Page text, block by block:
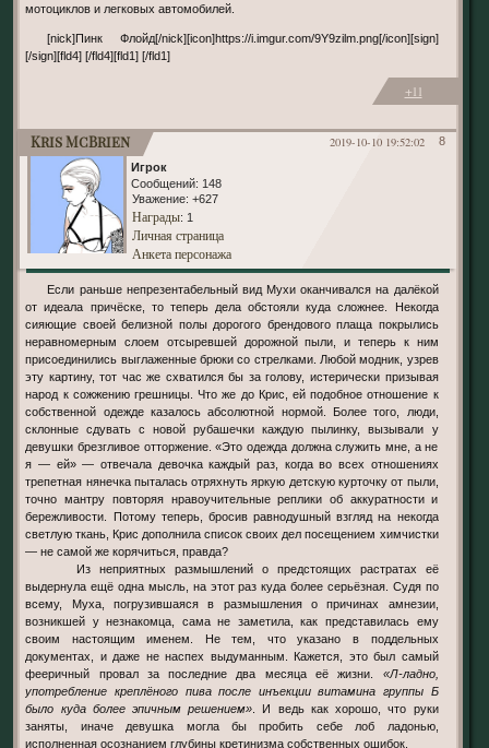
мотоциклов и легковых автомобилей.
[nick]Пинк Флойд[/nick][icon]https://i.imgur.com/9Y9zilm.png[/icon][sign]
[/sign][fld4] [/fld4][fld1] [/fld1]
+11
8
2019-10-10 19:52:02
Kris McBrien
Игрок
Сообщений: 148
Уважение: +627
Награды: 1
Личная страница
Анкета персонажа
Если раньше непрезентабельный вид Мухи оканчивался на далёкой
от идеала причёске, то теперь дела обстояли куда сложнее. Некогда
сияющие своей белизной полы дорогого брендового плаща покрылись
неравномерным слоем отсыревшей дорожной пыли, и теперь к ним
присоединились выглаженные брюки со стрелками. Любой модник, узрев
эту картину, тот час же схватился бы за голову, истерически призывая
народ к сожжению грешницы. Что же до Крис, ей подобное отношение к
собственной одежде казалось абсолютной нормой. Более того, люди,
склонные сдувать с новой рубашечки каждую пылинку, вызывали у
девушки брезгливое отторжение. «Это одежда должна служить мне, а не
я — ей» — отвечала девочка каждый раз, когда во всех отношениях
трепетная нянечка пыталась отряхнуть яркую детскую курточку от пыли,
точно мантру повторяя нравоучительные реплики об аккуратности и
бережливости. Потому теперь, бросив равнодушный взгляд на некогда
светлую ткань, Крис дополнила список своих дел посещением химчистки
— не самой же корячиться, правда?
Из неприятных размышлений о предстоящих растратах её
выдернула ещё одна мысль, на этот раз куда более серьёзная. Судя по
всему, Муха, погрузившаяся в размышления о причинах амнезии,
возникшей у незнакомца, сама не заметила, как представилась ему
своим настоящим именем. Не тем, что указано в поддельных
документах, и даже не наспех выдуманным. Кажется, это был самый
фееричный провал за последние два месяца её жизни. «Л-ладно,
употребление креплёного пива после инъекции витамина группы Б
было куда более эпичным решением» . И ведь как хорошо, что руки
заняты, иначе девушка могла бы пробить себе лоб ладонью,
исполненная осознанием глубины кретинизма собственных ошибок.